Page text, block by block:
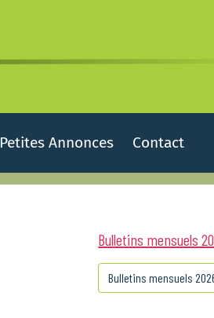
Petites Annonces Contact
Bulletins mensuels
Bulletins mensuels